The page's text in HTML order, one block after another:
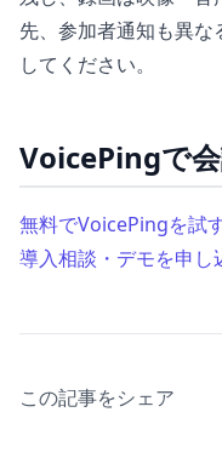
先、参加者通知も異
してください。
VoicePingで
無料でVoicePingを試
導入相談・デモを申し
この記事をシェア